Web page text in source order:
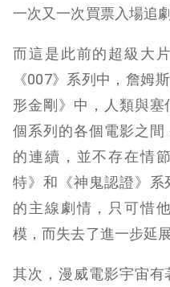
一次又一次買票入場追劇
而這是此前的超級大
《007》系列中，詹姆
形金剛》中，人類與
個系列的各個電影之
的連續，並不存在情
特》和《神鬼認證》
的主線劇情，只可惜
模，而失去了進一步延
其次，漫威電影宇宙